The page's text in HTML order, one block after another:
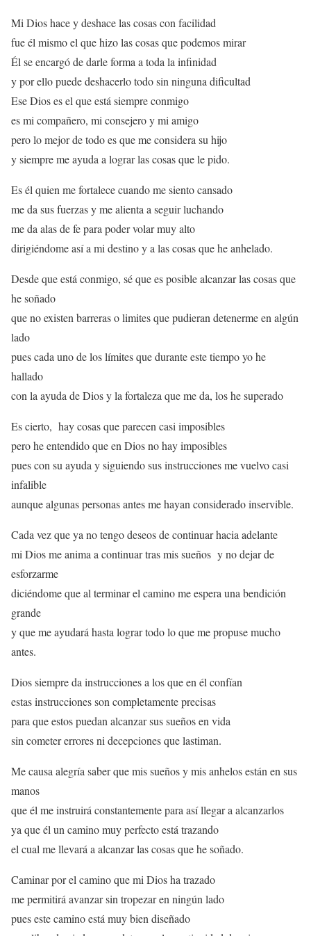
Mi Dios hace y deshace las cosas con facilidad
fue él mismo el que hizo las cosas que podemos mirar
Él se encargó de darle forma a toda la infinidad
y por ello puede deshacerlo todo sin ninguna dificultad
Ese Dios es el que está siempre conmigo
es mi compañero, mi consejero y mi amigo
pero lo mejor de todo es que me considera su hijo
y siempre me ayuda a lograr las cosas que le pido.
Es él quien me fortalece cuando me siento cansado
me da sus fuerzas y me alienta a seguir luchando
me da alas de fe para poder volar muy alto
dirigiéndome así a mi destino y a las cosas que he anhelado.
Desde que está conmigo, sé que es posible alcanzar las cosas que
he soñado
que no existen barreras o limites que pudieran detenerme en algún
lado
pues cada uno de los límites que durante este tiempo yo he
hallado
con la ayuda de Dios y la fortaleza que me da, los he superado
Es cierto, hay cosas que parecen casi imposibles
pero he entendido que en Dios no hay imposibles
pues con su ayuda y siguiendo sus instrucciones me vuelvo casi
infalible
aunque algunas personas antes me hayan considerado inservible.
Cada vez que ya no tengo deseos de continuar hacia adelante
mi Dios me anima a continuar tras mis sueños y no dejar de
esforzarme
diciéndome que al terminar el camino me espera una bendición
grande
y que me ayudará hasta lograr todo lo que me propuse mucho
antes.
Dios siempre da instrucciones a los que en él confían
estas instrucciones son completamente precisas
para que estos puedan alcanzar sus sueños en vida
sin cometer errores ni decepciones que lastiman.
Me causa alegría saber que mis sueños y mis anhelos están en sus
manos
que él me instruirá constantemente para así llegar a alcanzarlos
ya que él un camino muy perfecto está trazando
el cual me llevará a alcanzar las cosas que he soñado.
Caminar por el camino que mi Dios ha trazado
me permitirá avanzar sin tropezar en ningún lado
pues este camino está muy bien diseñado